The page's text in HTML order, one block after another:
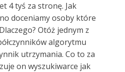
4 tyś za stronę. Jak
doceniamy osoby które
Otóż jednym z
algorytmu
utrzymania. Co to za
on wyszukiwarce jak